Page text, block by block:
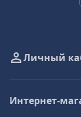
Личный
Интернет-